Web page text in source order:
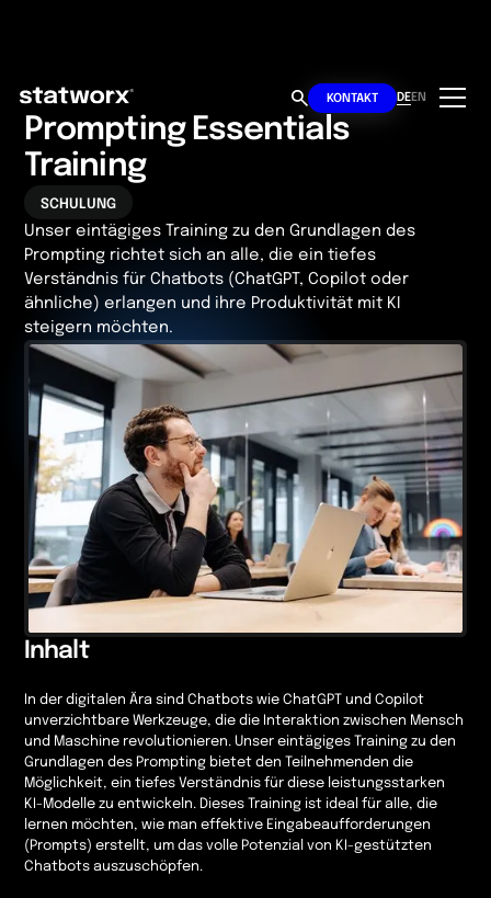
KONTAKT DEEN
Prompting Essentials
Training
SCHULUNG
Unser eintägiges Training zu den Grund­lagen des
Prompting richtet sich an alle, die ein tiefes
Verständnis für Chat­bots (ChatGPT, Copilot oder
ähnliche) erlangen und ihre Produktivität mit KI
steigern möchten.
Inhalt
In der digitalen Ära sind Chatbots wie ChatGPT und Copilot
unverzichtbare Werkzeuge, die die Interaktion zwischen Mensch
und Maschine revolutionieren. Unser eintägiges Training zu den
Grundlagen des Prompting bietet den Teilnehmenden die
Möglichkeit, ein tiefes Verständnis für diese leistungsstarken
KI-Modelle zu entwickeln. Dieses Training ist ideal für alle, die
lernen möchten, wie man effektive Eingabeaufforderungen
(Prompts) erstellt, um das volle Potenzial von KI-gestützten
Chatbots auszuschöpfen.